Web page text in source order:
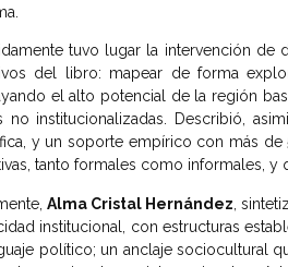
tuvo lugar la intervención de
del libro: mapear de forma
elalto potencial de la región
no institucionalizadas. Describió,
y un soporte empírico con más de
tanto formales como informales,
Alma Cristal Hernández ,
institucional, con estructuras
político; un anclaje sociocultural